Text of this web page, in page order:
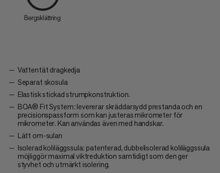
Bergsklättring
Vattentät dragkedja
Separat skosula
Elastisk stickad strumpkonstruktion.
BOA® Fit System: levererar skräddarsydd prestanda och en
precisionspassform som kan justeras mikrometer för
mikrometer. Kan användas även med handskar.
Lätt om-sulan
Isolerad koliläggssula: patenterad, dubbelisolerad koliläggssula
möjliggör maximal viktreduktion samtidigt som den ger
styvhet och utmärkt isolering.